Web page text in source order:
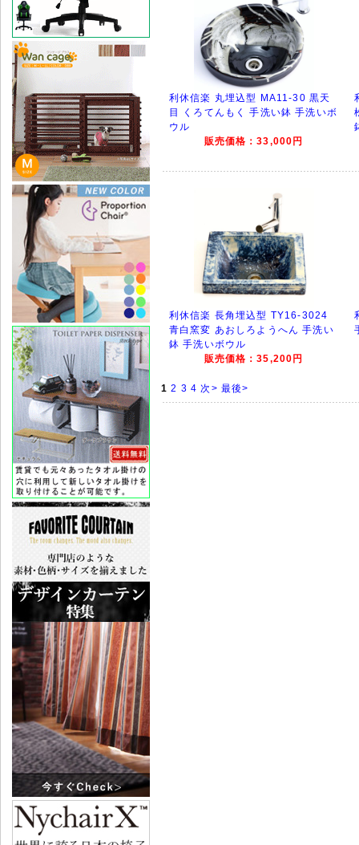
利休信楽 丸埋込型 MA11-30 黒天
目 くろてんもく 手洗い鉢 手洗いボ
ウル
販売価格：33,000円
利休信楽 長角埋込型 TY16-3024
青白窯変 あおしろようへん 手洗い
鉢 手洗いボウル
販売価格：35,200円
1 2 3 4 次> 最後>